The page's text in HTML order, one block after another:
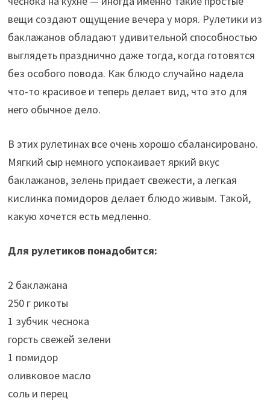
o
o
k
a
m
sA
p
p
вещи создают ощущение вечера у моря. Рулетики из
баклажанов обладают удивительной способностью
выглядеть празднично даже тогда, когда готовятся
без особого повода. Как блюдо случайно надела
что-то красивое и теперь делает вид, что это для
него обычное дело.
В этих рулетинах все очень хорошо сбалансировано.
Мягкий сыр немного успокаивает яркий вкус
баклажанов, зелень придает свежести, а легкая
кислинка помидоров делает блюдо живым. Такой,
какую хочется есть медленно.
Для рулетиков понадобится:
2 баклажана
250 г рикоты
1 зубчик чеснока
горсть свежей зелени
1 помидор
оливковое масло
соль и перец